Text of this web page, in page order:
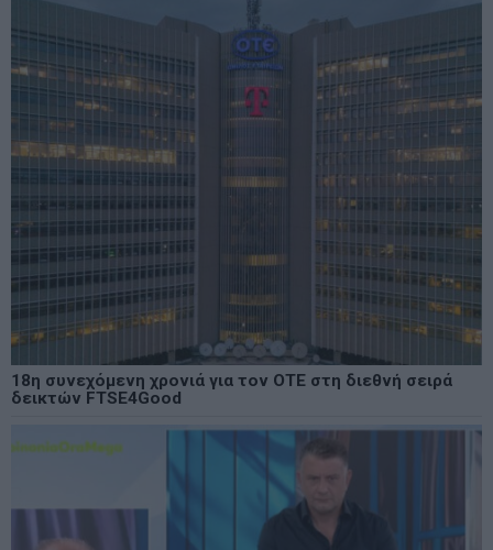
18η συνεχόμενη χρονιά για τον ΟΤΕ στη διεθνή σειρά
δεικτών FTSE4Good